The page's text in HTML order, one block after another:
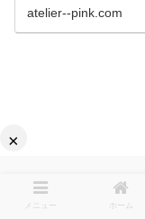
atelier--pink.com
メニュー ホーム
×